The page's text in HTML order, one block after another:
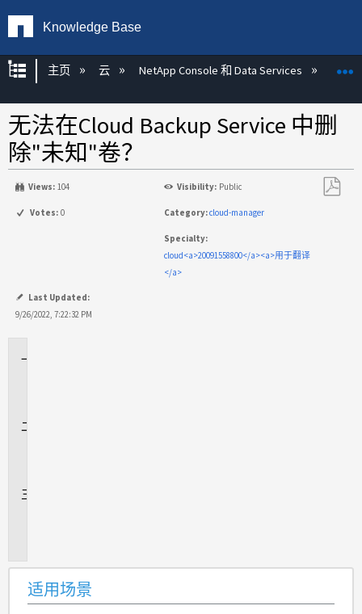
Knowledge Base
扩展/隐缩全局层次
主页 云 NetApp Console 和 Data Services
无法在Cloud Backup Service 中删
除"未知"卷？
Views: 104 Visibility: Public
Votes: 0 Category:cloud-manager
Specialty:
cloud<a>20091558800</a><a>用于翻译
</a>
Last Updated:
9/26/2022, 7:22:32 PM
适用场景